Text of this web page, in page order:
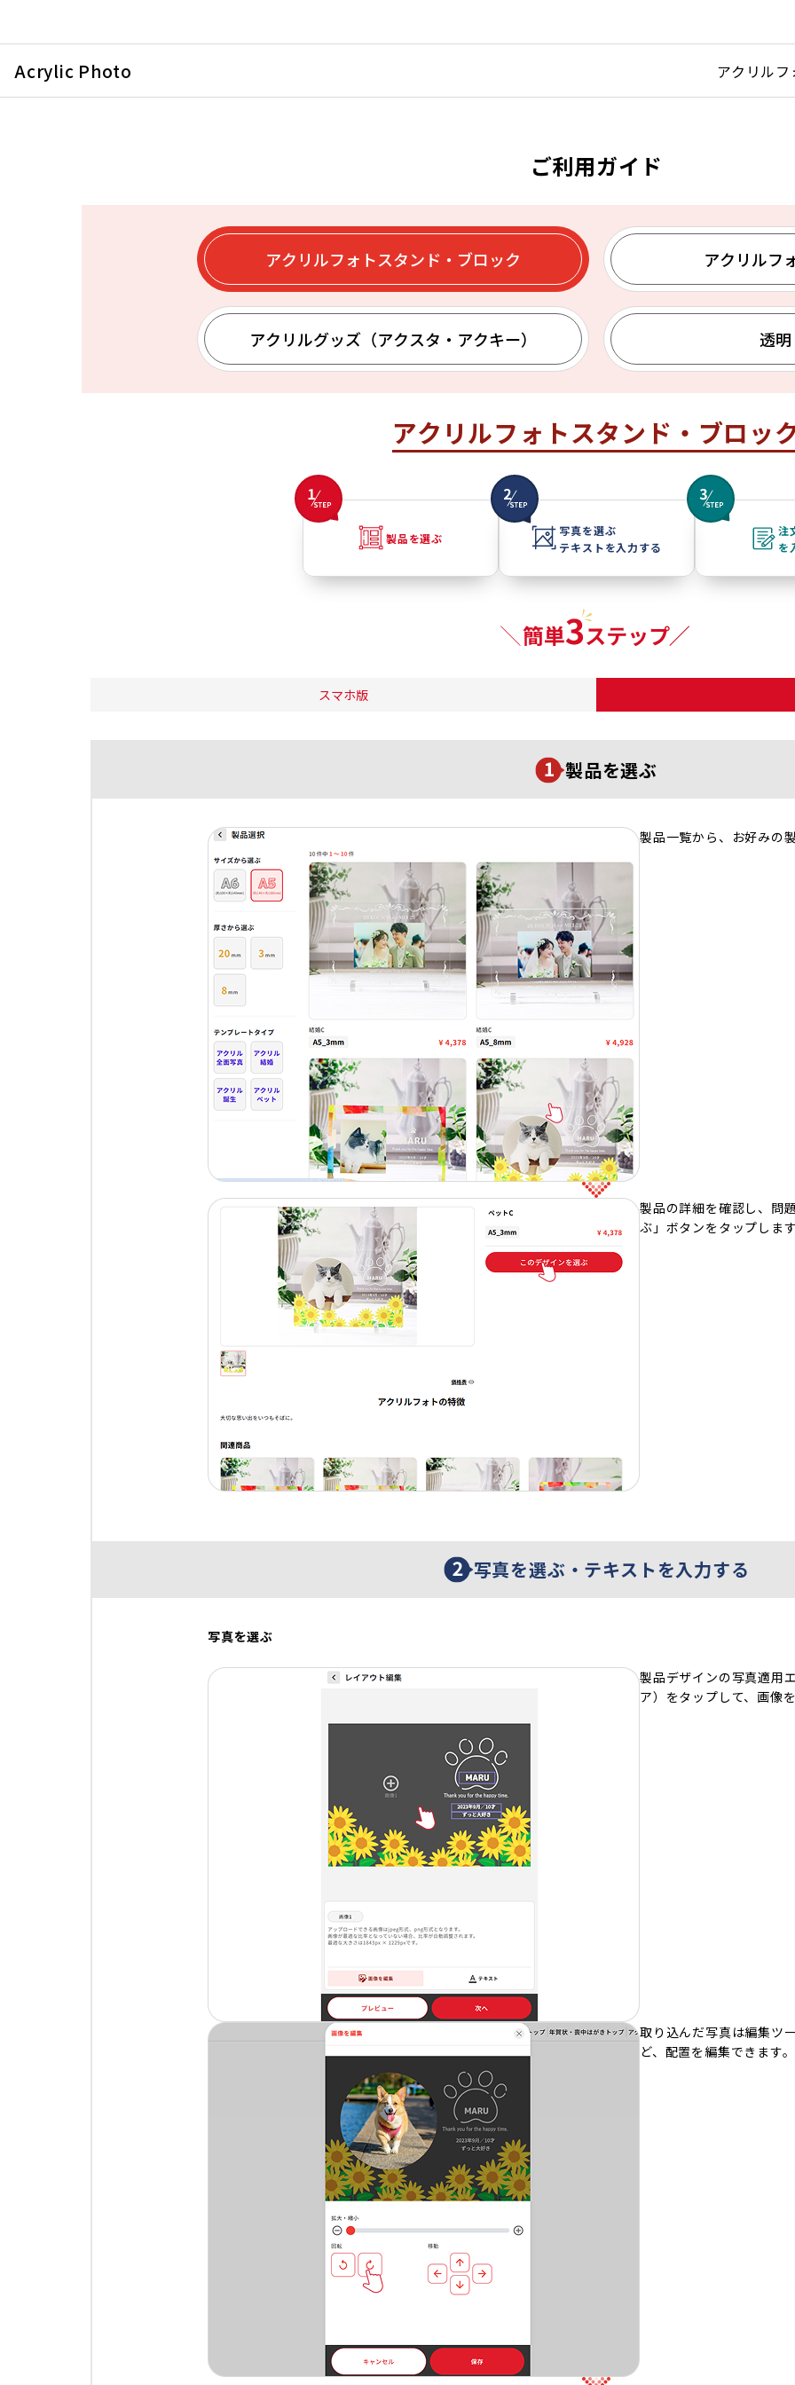
Acrylic Photo アクリル
ご利用ガイド
アクリルフォトスタンド・ブロック アクリルフ
アクリルグッズ（アクスタ・アクキー） 透明
アクリルフォトスタンド・ブロッ
製品を選ぶ
写真を選ぶ
テキストを入力する
注
を
スマホ版
製品を選ぶ
製品一覧から、お好みの
製品の詳細を確認し、問
ぶ」ボタンをタップします
写真を選ぶ・テキストを入力する
写真を選ぶ
製品デザインの写真適用
ア）をタップして、画像
取り込んだ写真は編集ツ
ど、配置を編集できます。